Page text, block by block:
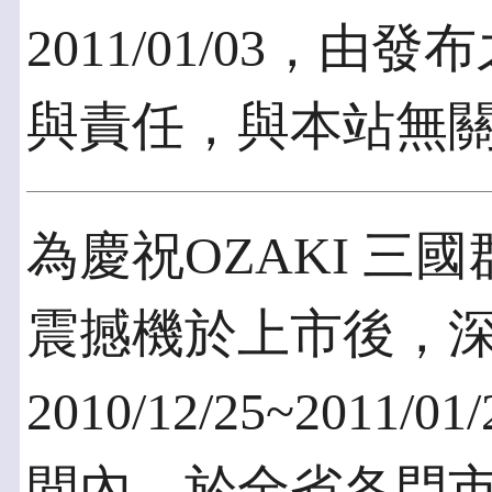
2011/01/03，由發
與責任，與本站無
為慶祝OZAKI 三國
震撼機於上市後，
2010/12/25~2011/